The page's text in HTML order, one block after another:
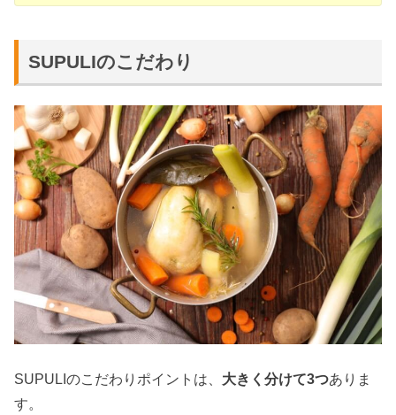
SUPULIのこだわり
SUPULIのこだわりポイントは、 大きく分けて3つありま
す。